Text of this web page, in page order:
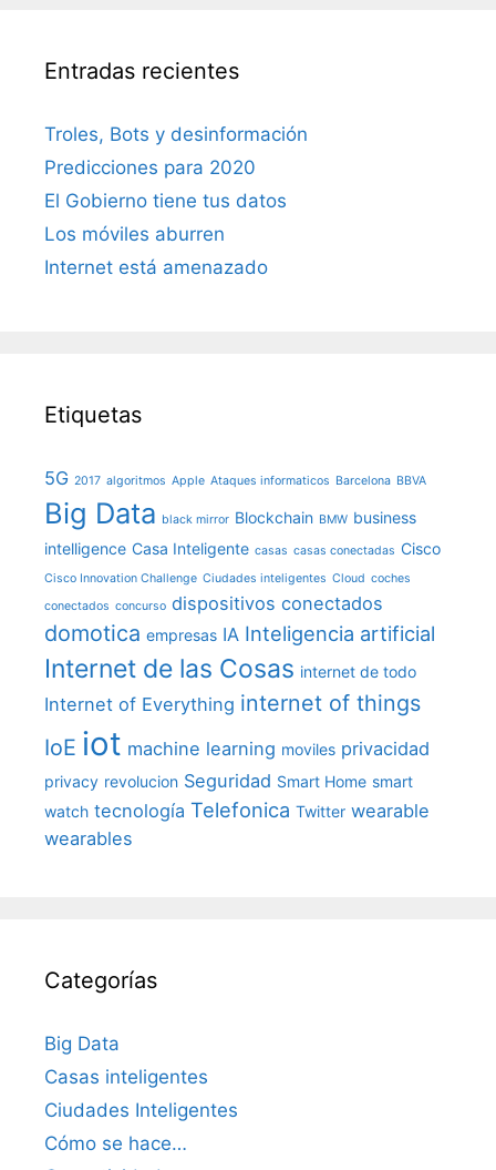
Entradas recientes
Troles, Bots y desinformación
Predicciones para 2020
El Gobierno tiene tus datos
Los móviles aburren
Internet está amenazado
Etiquetas
5G 2017 algoritmos Apple Ataques informaticos Barcelona BBVA
Big Data black mirror Blockchain BMW business
intelligence Casa Inteligente casas casas conectadas Cisco
Cisco Innovation Challenge Ciudades inteligentes Cloud coches
conectados concurso dispositivos conectados
domotica empresas IA Inteligencia artificial
Internet de las Cosas internet de todo
Internet of Everything internet of things
IoE iot machine learning moviles privacidad
privacy revolucion Seguridad Smart Home smart
watch tecnología Telefonica Twitter wearable
wearables
Categorías
Big Data
Casas inteligentes
Ciudades Inteligentes
Cómo se hace…